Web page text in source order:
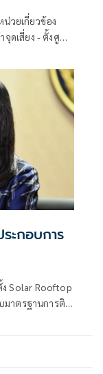
วยเกี่ยวข้อง
ดเสี่ยง - ตั้งศูนย์
ะกอบการ
Solar Rooftop
มาตรฐานการติด